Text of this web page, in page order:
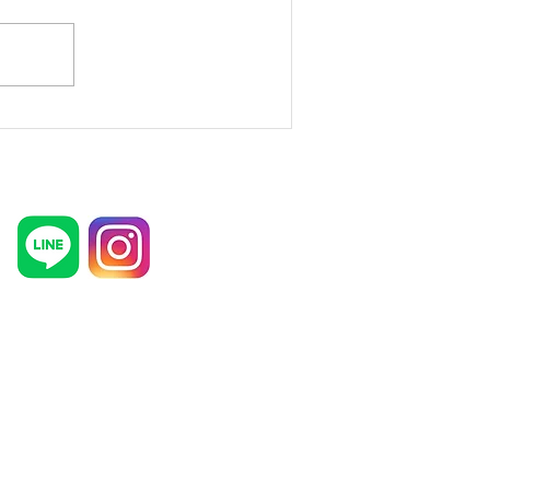
た。それから次の日の朝まで、N
したこの情報化社会。...